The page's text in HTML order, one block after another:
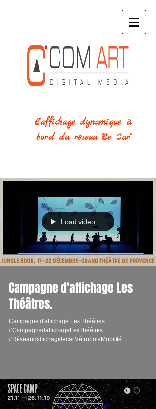
L'affichage dynamique à
bord du réseau "Le Car"
Load video
Campagne d'affichage Les
Théâtres.
Campagne d'affichage Les Théâtres.
#CampagnedaffichageLesThéâtres
#RéseaudaffichagelecarMétropoleMobilité